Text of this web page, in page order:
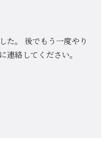
た。 後でもう一度やり
連絡してください。